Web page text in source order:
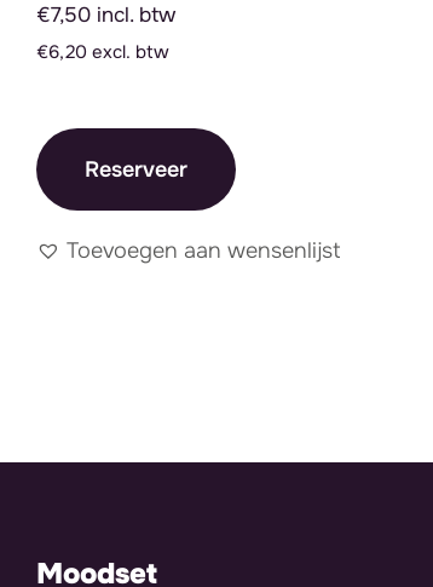
€7,50 incl. btw
€6,20 excl. btw
Reserveer
Toevoegen aan wensenlijst
Moodset